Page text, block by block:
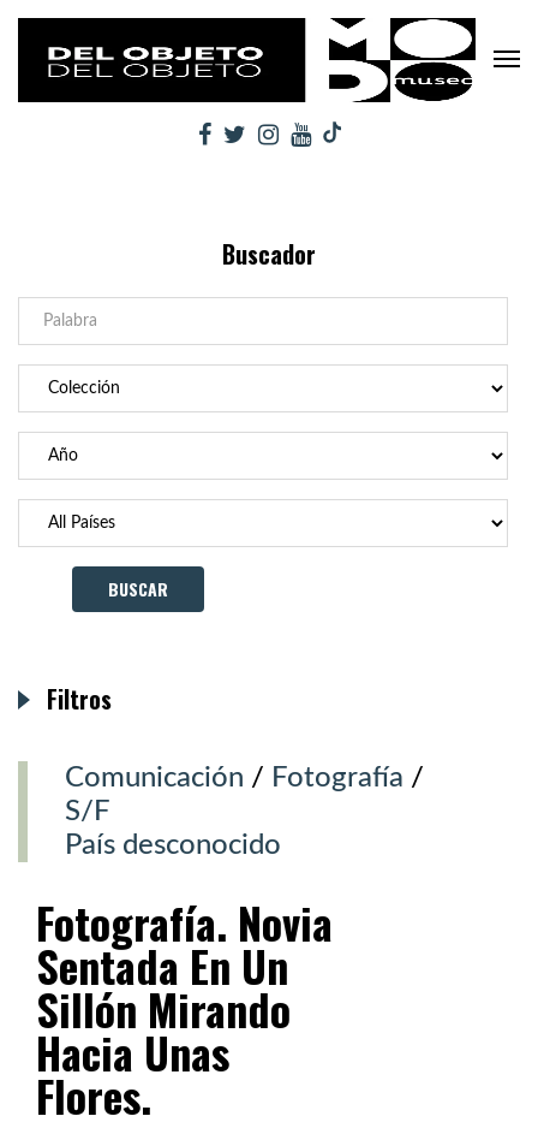
Buscador
Comunicación / Fotografía /
S/F
País desconocido
Fotografía. Novia
Sentada En Un
Sillón Mirando
Hacia Unas
Flores.
Filtros